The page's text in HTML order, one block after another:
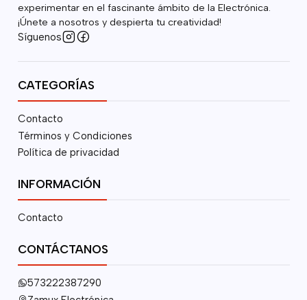
experimentar en el fascinante ámbito de la Electrónica.
¡Únete a nosotros y despierta tu creatividad!
Síguenos
CATEGORÍAS
Contacto
Términos y Condiciones
Política de privacidad
INFORMACIÓN
Contacto
CONTÁCTANOS
573222387290